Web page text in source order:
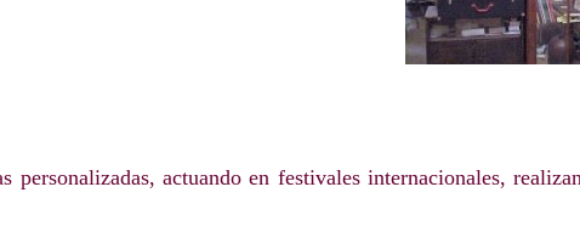
actuando en festivales internacionales,